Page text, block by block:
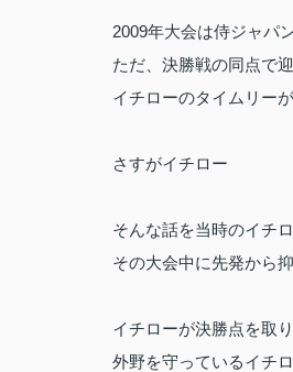
2009年大会は侍ジャパ
ただ、決勝戦の同点で
イチローのタイムリー
さすがイチロー
そんな話を当時のイチ
その大会中に先発から
イチローが決勝点を取
外野を守っているイチ